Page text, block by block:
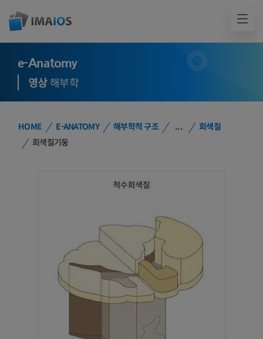
e-Anatomy
영상해부학
HOME E-ANATOMY 해부학적 구조 ...
회색질
회색질기둥